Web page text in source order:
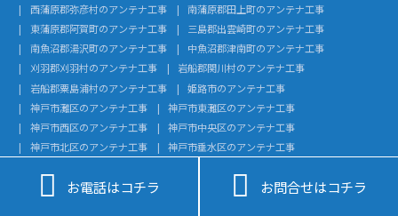
西蒲原郡弥彦村のアンテナ工事
南蒲原郡田上町のアンテナ工事
東蒲原郡阿賀町のアンテナ工事
三島郡出雲崎町のアンテナ工事
南魚沼郡湯沢町のアンテナ工事
中魚沼郡津南町のアンテナ工事
刈羽郡刈羽村のアンテナ工事
岩船郡関川村のアンテナ工事
岩船郡粟島浦村のアンテナ工事
姫路市のアンテナ工事
神戸市灘区のアンテナ工事
神戸市東灘区のアンテナ工事
神戸市西区のアンテナ工事
神戸市中央区のアンテナ工事
神戸市北区のアンテナ工事
神戸市垂水区のアンテナ工事
船井郡京丹波町のアンテナ工事
相楽郡和束町のアンテナ工事
 お電話はコチラ  お問合せはコチラ